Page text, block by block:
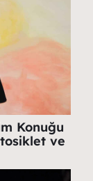
Konuğu
ve